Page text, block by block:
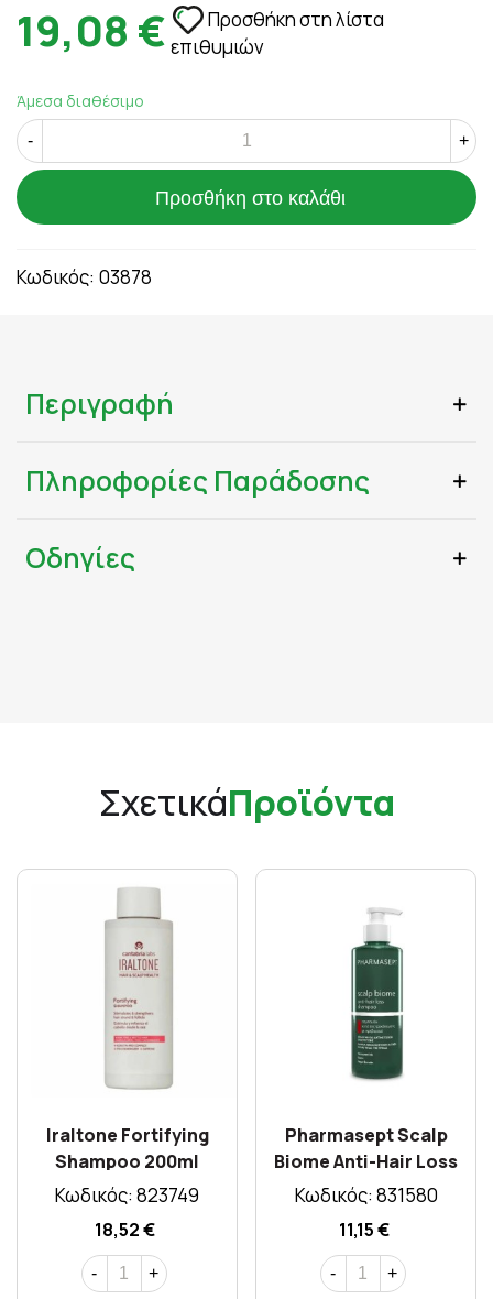
19,08 €
Προσθήκη στη λίστα
επιθυμιών
Άμεσα διαθέσιμο
- +
Προσθήκη στο καλάθι
Κωδικός: 03878
Περιγραφή
Πληροφορίες Παράδοσης
Οδηγίες
ΣχετικάΠροϊόντα
Iraltone Fortifying
Shampoo 200ml
Κωδικός: 823749
18,52 €
- +
Pharmasept Scalp
Biome Anti-Hair Loss
Shampoo 400ml
Κωδικός: 831580
11,15 €
- +